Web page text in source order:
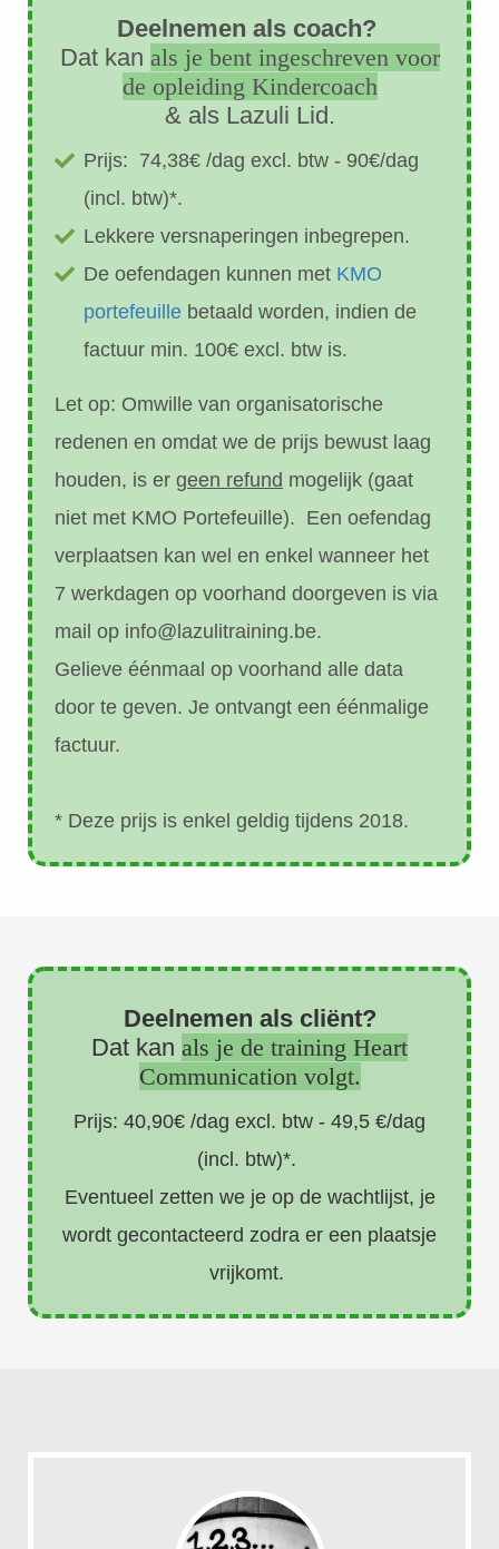
Deelnemen als coach?
Dat kan als je bent ingeschreven voor
de opleiding Kindercoach
& als Lazuli Lid.
Prijs: 74,38€ /dag excl. btw - 90€/dag
(incl. btw)*.
Lekkere versnaperingen inbegrepen.
De oefendagen kunnen met KMO
portefeuille betaald worden, indien de
factuur min. 100€ excl. btw is.
Let op: Omwille van organisatorische
redenen en omdat we de prijs bewust laag
houden, is er geen refund mogelijk (gaat
niet met KMO Portefeuille). Een oefendag
verplaatsen kan wel en enkel wanneer het
7 werkdagen op voorhand doorgeven is via
mail op info@lazulitraining.be.
Gelieve éénmaal op voorhand alle data
door te geven. Je ontvangt een éénmalige
factuur.
* Deze prijs is enkel geldig tijdens 2018.
Deelnemen als cliënt?
Dat kan als je de training Heart
Communication volgt.
Prijs: 40,90€ /dag excl. btw - 49,5 €/dag
(incl. btw)*.
Eventueel zetten we je op de wachtlijst, je
wordt gecontacteerd zodra er een plaatsje
vrijkomt.